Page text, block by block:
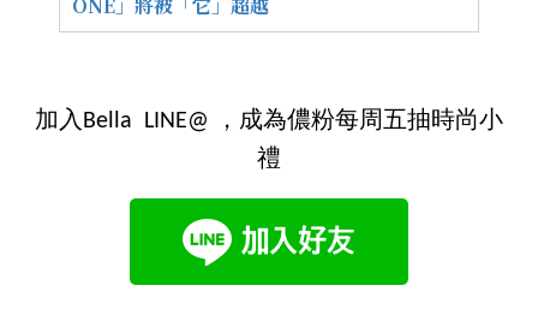
加入Bella LINE@ ，成為儂粉每周五抽時尚小
禮